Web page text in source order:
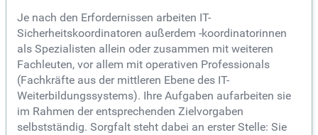
Je nach den Erfordernissen arbeiten IT-
Sicherheitskoordinatoren außerdem -koordinatorinnen
als Spezialisten allein oder zusammen mit weiteren
Fachleuten, vor allem mit operativen Professionals
(Fachkräfte aus der mittleren Ebene des IT-
Weiterbildungssystems). Ihre Aufgaben aufarbeiten sie
im Rahmen der entsprechenden Zielvorgaben
selbstständig. Sorgfalt steht dabei an erster Stelle: Sie